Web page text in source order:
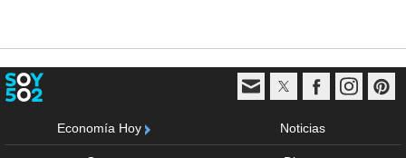
Economía Hoy Noticias